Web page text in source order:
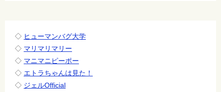
◇ ヒューマンバグ大学
◇ マリマリマリー
◇ マニマニピーポー
◇ エトラちゃんは見た！
◇ ジェルOfficial